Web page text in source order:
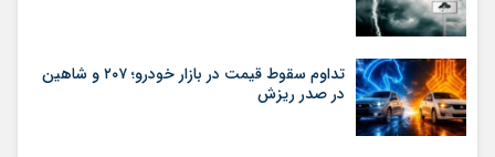
تداوم سقوط قیمت در بازار خودرو؛ ۲۰۷ و شاهین
در صدر ریزش